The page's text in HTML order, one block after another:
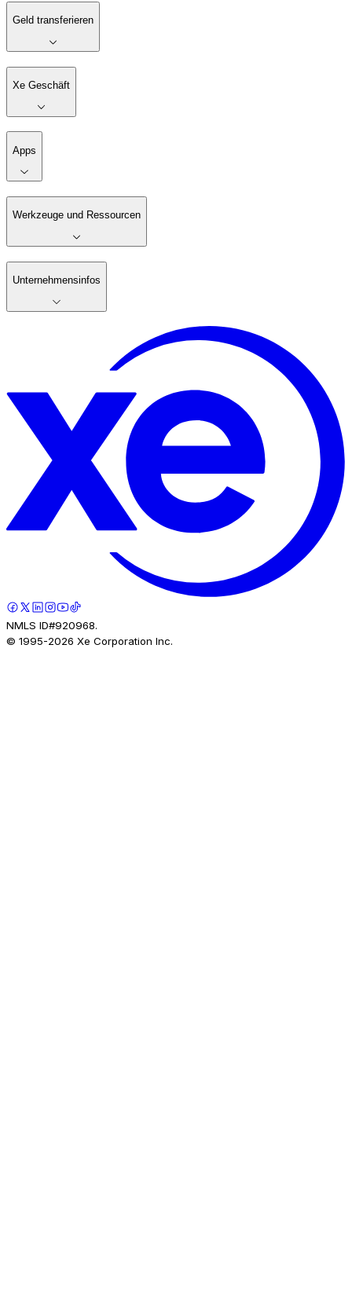
Geld transferieren
Xe Geschäft
Apps
Werkzeuge und Ressourcen
Unternehmensinfos
NMLS ID#920968.
© 1995-2026 Xe Corporation Inc.